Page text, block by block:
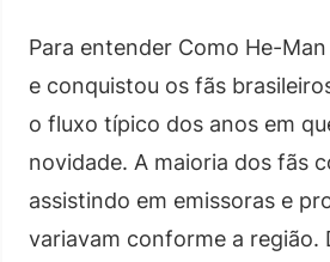
Para entender Como He-
e conquistou os fãs
o fluxo típico dos anos em
novidade. A maioria dos fãs
assistindo em emissoras e
variavam conforme a região.